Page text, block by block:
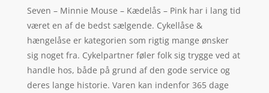
Seven – Minnie Mouse – Kædelås – Pink har i lang tid
været en af de bedst sælgende. Cykellåse &
hængelåse er kategorien som rigtig mange ønsker
sig noget fra. Cykelpartner føler folk sig trygge ved at
handle hos, både på grund af den gode service og
deres lange historie. Varen kan indenfor 365 dage